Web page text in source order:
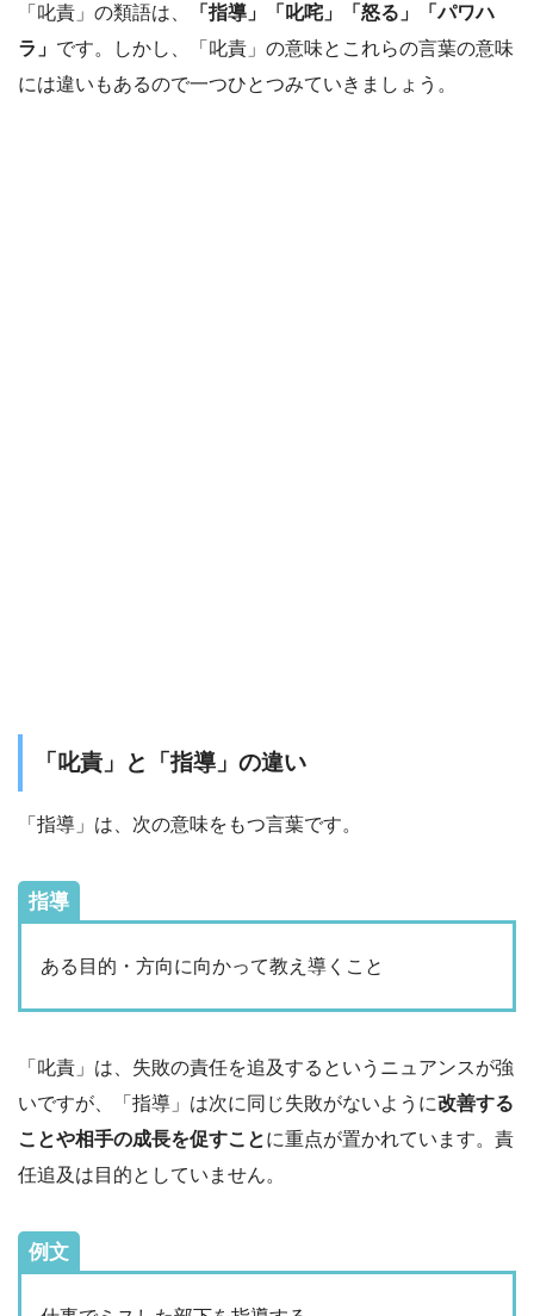
「叱責」の類語は、
「指導」「叱咤」「怒る」「パワハ
ラ」 です。しかし、「叱責」の意味とこれらの言葉の意味
には違いもあるので一つひとつみていきましょう。
「叱責」と「指導」の違い
「指導」は、次の意味をもつ言葉です。
指導
ある目的・方向に向かって教え導くこと
「叱責」は、失敗の責任を追及するというニュアンスが強
いですが、「指導」は次に同じ失敗がないように改善する
ことや相手の成長を促すことに重点が置かれています。責
任追及は目的としていません。
例文